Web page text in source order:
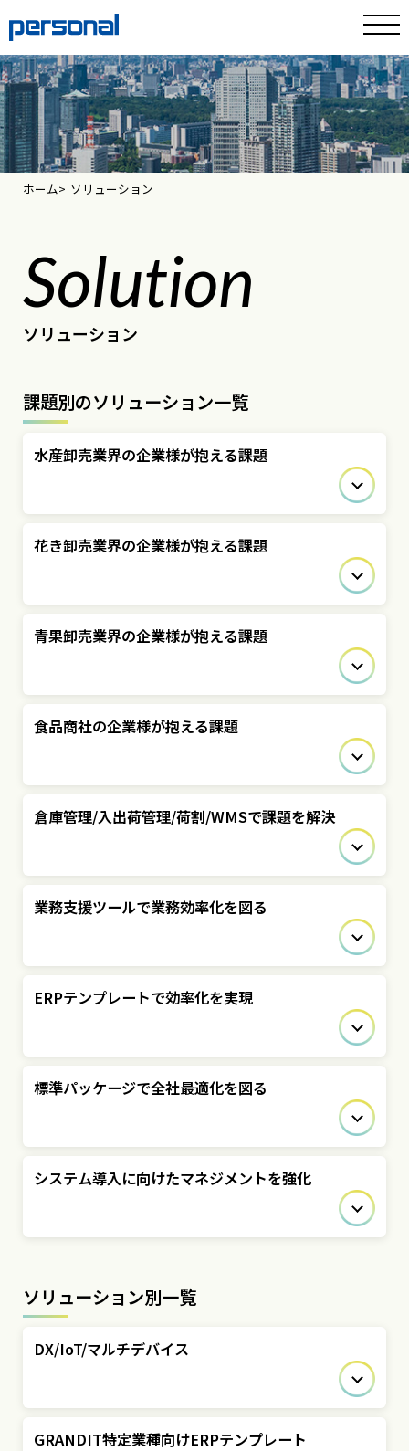
ホーム ソリューション
Solution
ソリューション
課題別のソリューション一覧
水産卸売業界の企業様が抱える課題
花き卸売業界の企業様が抱える課題
青果卸売業界の企業様が抱える課題
食品商社の企業様が抱える課題
倉庫管理/入出荷管理/荷割/WMSで課題を解決
業務支援ツールで業務効率化を図る
ERPテンプレートで効率化を実現
標準パッケージで全社最適化を図る
システム導入に向けたマネジメントを強化
ソリューション別一覧
DX/IoT/マルチデバイス
GRANDIT特定業種向けERPテンプレート